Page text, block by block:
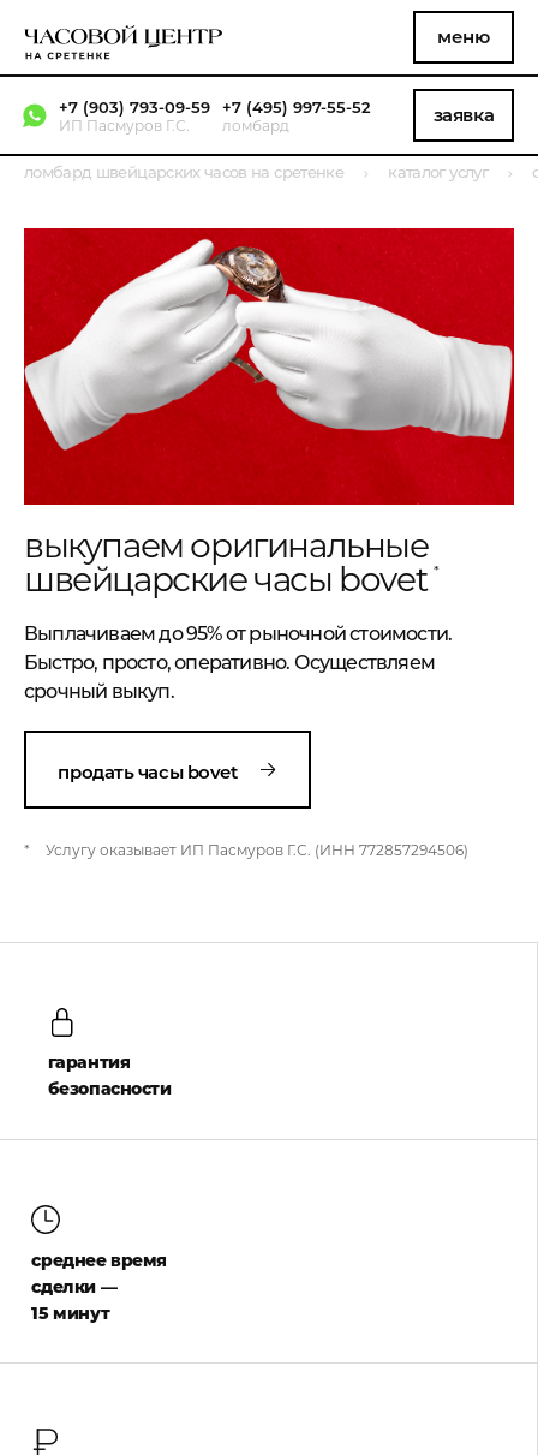
меню
+7 (903) 793-09-59
ИП Пасмуров Г.С.
+7 (495) 997-55-52
ломбард заявка
ломбард швейцарских часов на сретенке каталог услуг
выкупаем оригинальные
швейцарские часы bovet *
Выплачиваем до 95% от рыночной стоимости.
Быстро, просто, оперативно. Осуществляем
срочный выкуп.
продать часы bovet
* Услугу оказывает ИП Пасмуров Г.С. (ИНН 772857294506)
гарантия
безопасности
среднее время
сделки —
15 минут